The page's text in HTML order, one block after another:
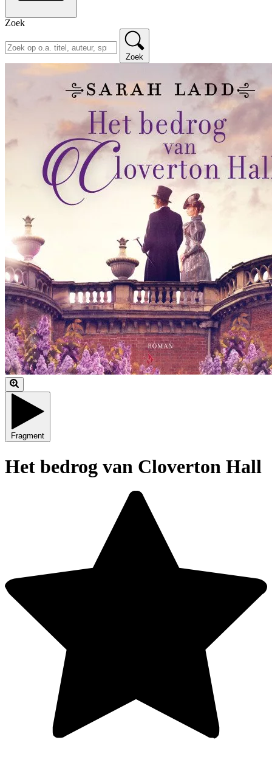
Zoek
Zoek
Fragment
Het bedrog van Cloverton Hall